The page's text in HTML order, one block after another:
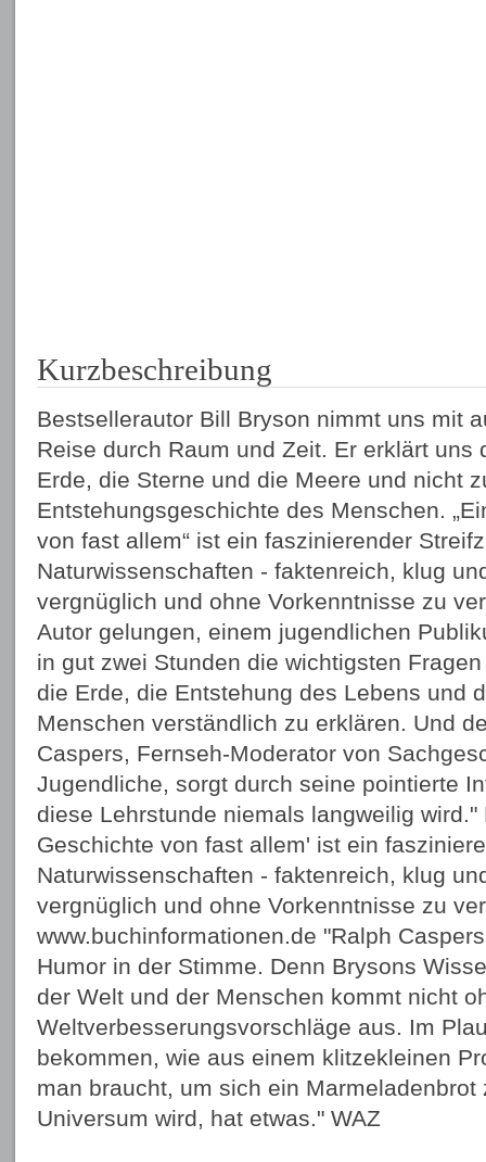
Kurzbeschreibung
Bestsellerautor Bill Bryson nimmt uns mit
Reise durch Raum und Zeit. Er erklärt uns
Erde, die Sterne und die Meere und nicht
Entstehungsgeschichte des Menschen.
von fast allem“ ist ein faszinierender
Naturwissenschaften - faktenreich, klug
vergnüglich und ohne Vorkenntnisse zu
Autor gelungen, einem jugendlichen
in gut zwei Stunden die wichtigsten
die Erde, die Entstehung des Lebens und
Menschen verständlich zu erklären. Und
Caspers, Fernseh-Moderator von
Jugendliche, sorgt durch seine pointierte
diese Lehrstunde niemals langweilig
Geschichte von fast allem' ist ein
Naturwissenschaften - faktenreich, klug
vergnüglich und ohne Vorkenntnisse zu
www.buchinformationen.de "Ralph
Humor in der Stimme. Denn Brysons
der Welt und der Menschen kommt nicht
Weltverbesserungsvorschläge aus. Im
bekommen, wie aus einem klitzekleinen
man braucht, um sich ein Marmeladenbrot
Universum wird, hat etwas." WAZ